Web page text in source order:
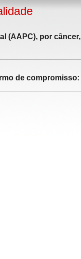
(AAPC), por
de compromisso: